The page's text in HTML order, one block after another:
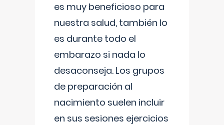
es muy beneficioso para
nuestra salud, también lo
es durante todo el
embarazo si nada lo
desaconseja. Los grupos
de preparación al
nacimiento suelen incluir
en sus sesiones ejercicios